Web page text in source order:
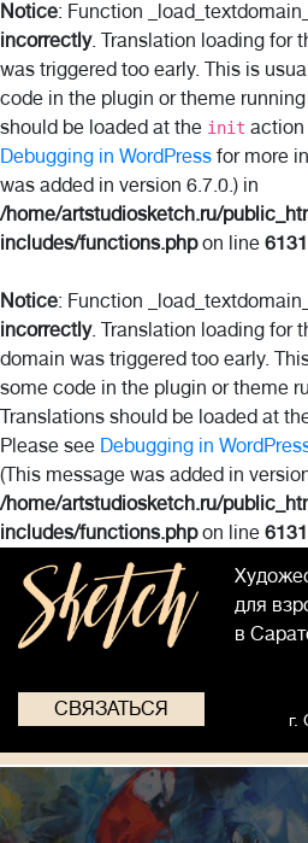
Notice: Function
incorrectly. Translation loading for
was triggered too early. This is
code in the plugin or theme
should be loaded at the init action
Debugging in WordPress for more
was added in version 6.7.0.) in
/home/artstudiosketch.ru/
includes/functions.phpon line 6131
Notice: Function
incorrectly. Translation loading for
domain was triggered too early.
some code in the plugin or theme
Translations should be loaded at
Please see Debugging in
(This message was added in
/home/artstudiosketch.ru/
includes/functions.phpon line 6131
для
в
СВЯЗАТЬСЯ г.